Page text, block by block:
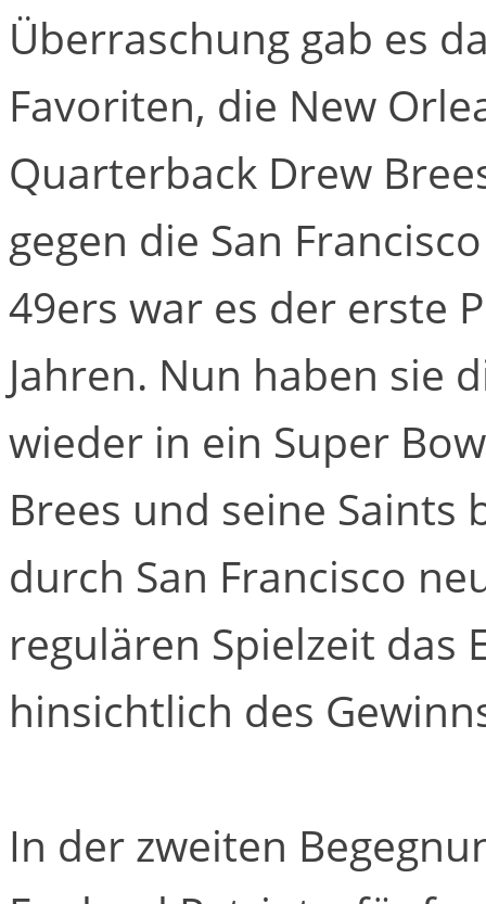
Überraschung gab es
Favoriten, die New
Quarterback Drew
gegen die San
49ers war es der erste
Jahren. Nun haben sie
wieder in ein Super
Brees und seine
durch San Francisco
regulären Spielzeit das
hinsichtlich des
In der zweiten